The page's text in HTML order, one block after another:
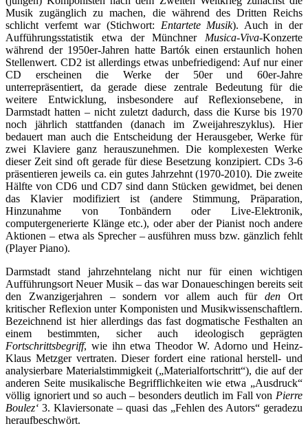
Musik zugänglich zu machen, die während des Dritten Reichs
schlicht verfemt war (Stichwort: Entartete Musik). Auch in der
Aufführungsstatistik etwa der Münchner Musica-Viva-Konzerte
während der 1950er-Jahren hatte Bartók einen erstaunlich hohen
Stellenwert. CD2 ist allerdings etwas unbefriedigend: Auf nur einer
CD erscheinen die Werke der 50er und 60er-Jahre
unterrepräsentiert, da gerade diese zentrale Bedeutung für die
weitere Entwicklung, insbesondere auf Reflexionsebene, in
Darmstadt hatten – nicht zuletzt dadurch, dass die Kurse bis 1970
noch jährlich stattfanden (danach im Zweijahreszyklus). Hier
bedauert man auch die Entscheidung der Herausgeber, Werke für
zwei Klaviere ganz herauszunehmen. Die komplexesten Werke
dieser Zeit sind oft gerade für diese Besetzung konzipiert. CDs 3-6
präsentieren jeweils ca. ein gutes Jahrzehnt (1970-2010). Die zweite
Hälfte von CD6 und CD7 sind dann Stücken gewidmet, bei denen
das Klavier modifiziert ist (andere Stimmung, Präparation,
Hinzunahme von Tonbändern oder Live-Elektronik,
computergenerierte Klänge etc.), oder aber der Pianist noch andere
Aktionen – etwa als Sprecher – ausführen muss bzw. gänzlich fehlt
(Player Piano).
Darmstadt stand jahrzehntelang nicht nur für einen wichtigen
Aufführungsort Neuer Musik – das war Donaueschingen bereits seit
den Zwanzigerjahren – sondern vor allem auch fürden Ort
kritischer Reflexion unter Komponisten und Musikwissenschaftlern.
Bezeichnend ist hier allerdings das fast dogmatische Festhalten an
einem bestimmten, sicher auch ideologisch geprägten
Fortschrittsbegriff, wie ihn etwa Theodor W. Adorno und Heinz-
Klaus Metzger vertraten. Dieser fordert eine rational herstell- und
analysierbare Materialstimmigkeit („Materialfortschritt“), die auf der
anderen Seite musikalische Begrifflichkeiten wie etwa „Ausdruck“
völlig ignoriert und so auch – besonders deutlich im Fall von Pierre
Boulez‘3. Klaviersonate – quasi das „Fehlen des Autors“ geradezu
heraufbeschwört.